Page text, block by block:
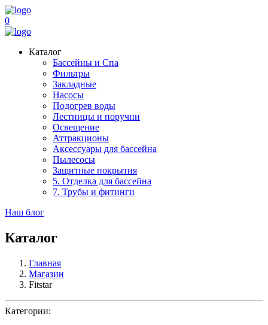
0
Каталог
Бассейны и Спа
Фильтры
Закладные
Насосы
Подогрев воды
Лестницы и поручни
Освещение
Аттракционы
Аксессуары для бассейна
Пылесосы
Защитные покрытия
5. Отделка для бассейна
7. Трубы и фитинги
Наш блог
Каталог
Главная
Магазин
Fitstar
Категории: